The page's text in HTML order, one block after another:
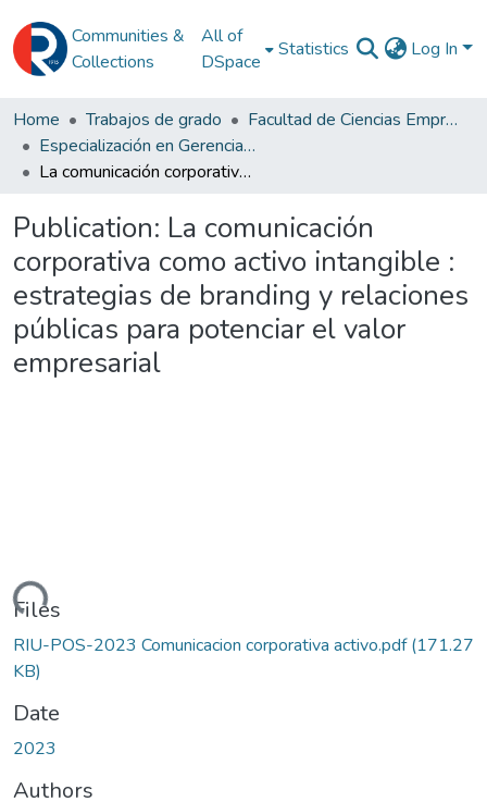
Communities &
Collections
All of
DSpace
Statistics Log In
Home Trabajos de grado
Facultad de Ciencias Empresariales
Especialización en Gerencia de Mercadeo
La comunicación corporativa como activo intangible : estrategias de branding y relaciones públicas para potenciar el valor empresarial
Publication: La comunicación
corporativa como activo intangible :
estrategias de branding y relaciones
públicas para potenciar el valor
empresarial
Files
RIU-POS-2023 Comunicacion corporativa activo.pdf(171.27
KB)
Date
2023
Authors